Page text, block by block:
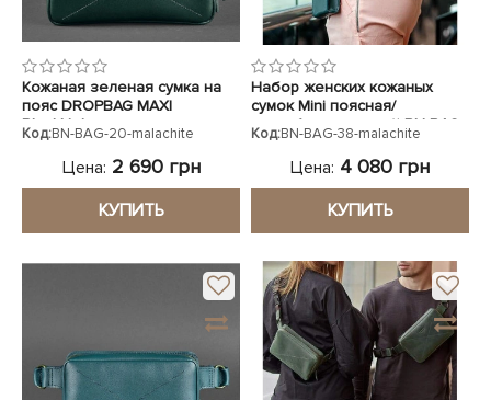
Кожаная зеленая сумка на
пояс DROPBAG MAXI
BlankNote
Код:BN-BAG-20-malachite
Цена: 2 690 грн
КУПИТЬ
Набор женских кожаных
сумок Mini поясная/
кроссбоди зеленый BN-BAG-
38-malachite
Код:BN-BAG-38-malachite
Цена: 4 080 грн
КУПИТЬ